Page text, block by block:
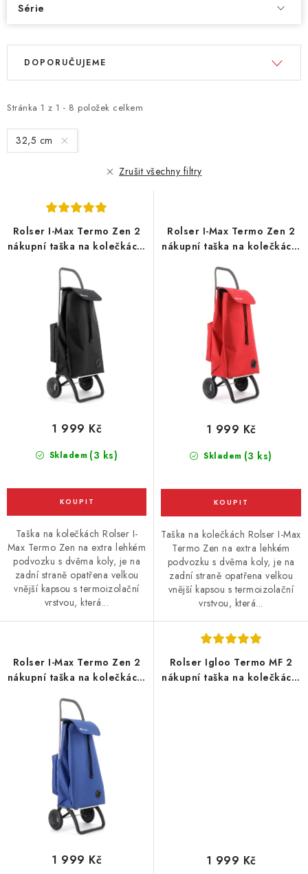
Série
V
i
s
p
u
k
Stránka 1 z 1 - 8 položek celkem
Ř
e
n
í
d
u
DOPORUČUJEME
32,5 cm
Zrušit všechny filtry
Rolser I-Max Termo Zen 2
nákupní taška na kolečkách,
Skladem (3 ks)
1 999 Kč
Taška na kolečkách Rolser I-
Max Termo Zen na extra lehkém
podvozku s dvěma koly, je na
zadní straně opatřena velkou
vnější kapsou s termoizolační
vrstvou, která...
Rolser I-Max Termo Zen 2
nákupní taška na kolečkách,
Skladem (3 ks)
1 999 Kč
Taška na kolečkách Rolser I-Max
Termo Zen na extra lehkém
podvozku s dvěma koly, je na
zadní straně opatřena velkou
vnější kapsou s termoizolační
vrstvou, která...
Rolser I-Max Termo Zen 2
nákupní taška na kolečkách,
1 999 Kč
Rolser Igloo Termo MF 2
nákupní taška na kolečkách,
1 999 Kč